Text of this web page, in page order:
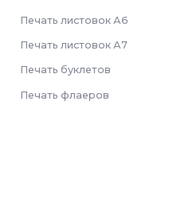
Печать листовок А6
Печать листовок А7
Печать буклетов
Печать флаеров